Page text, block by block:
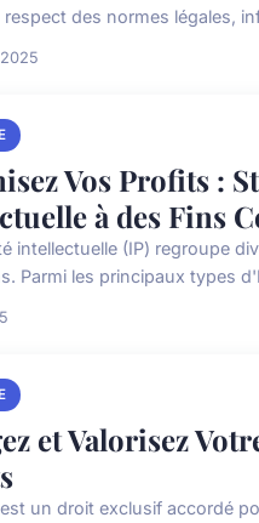
des normes légales,
Vos Profits :
à des Fins
intellectuelle (IP) regroupe
Parmi les principaux types
et Valorisez
un droit exclusif accordé